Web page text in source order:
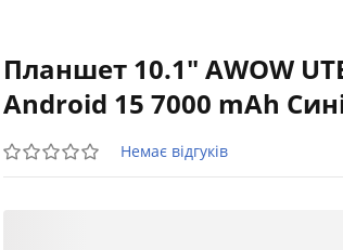
Планшет 10.1" AWOW
Android 15 7000 mAh
Немає відгуків